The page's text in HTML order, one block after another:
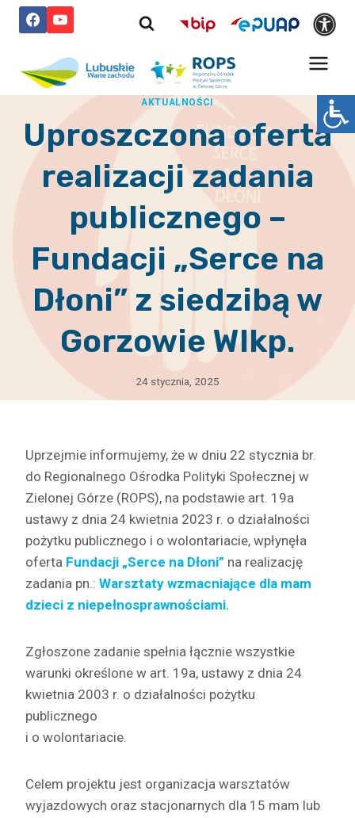
Przejdź
AKTUALNOŚCI
Uproszczona oferta
realizacji zadania
publicznego –
Fundacji „Serce na
Dłoni” z siedzibą w
Gorzowie Wlkp.
24 stycznia, 2025
Uprzejmie informujemy, że w dniu 22 stycznia br.
do Regionalnego Ośrodka Polityki Społecznej w
Zielonej Górze (ROPS), na podstawie art. 19a
ustawy z dnia 24 kwietnia 2023 r. o działalności
pożytku publicznego i o wolontariacie, wpłynęła
oferta Fundacji „Serce na Dłoni” na realizację
zadania pn.: Warsztaty wzmacniające dla mam
dzieci z niepełnosprawnościami.
Zgłoszone zadanie spełnia łącznie wszystkie
warunki określone w art. 19a, ustawy z dnia 24
kwietnia 2003 r. o działalności pożytku
publicznego
i o wolontariacie.
Celem projektu jest organizacja warsztatów
wyjazdowych oraz stacjonarnych dla 15 mam lub